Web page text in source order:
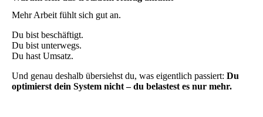
Mehr Arbeit fühlt sich gut an.
Du bist beschäftigt.
Du bist unterwegs.
Du hast Umsatz.
Und genau deshalb übersiehst du, was eigentlich passiert: Du
optimierst dein System nicht – du belastest es nur mehr.